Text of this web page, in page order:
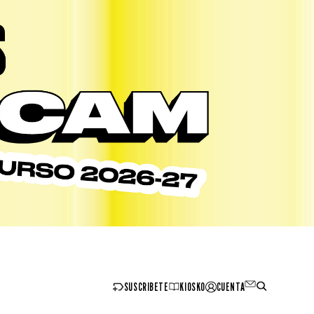
SUSCRIBETE KIOSKO CUENTA